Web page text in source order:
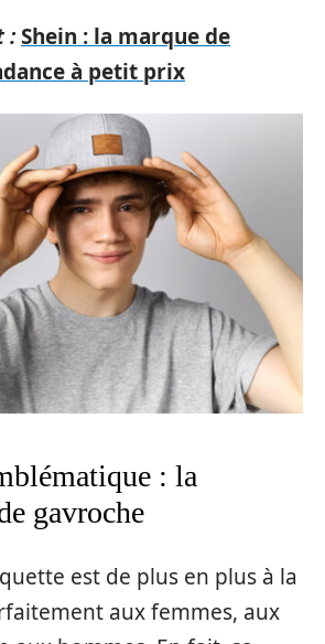
:Shein : la marque de
à petit prix
: la
gavroche
est de plus en plus à la
aux femmes, aux